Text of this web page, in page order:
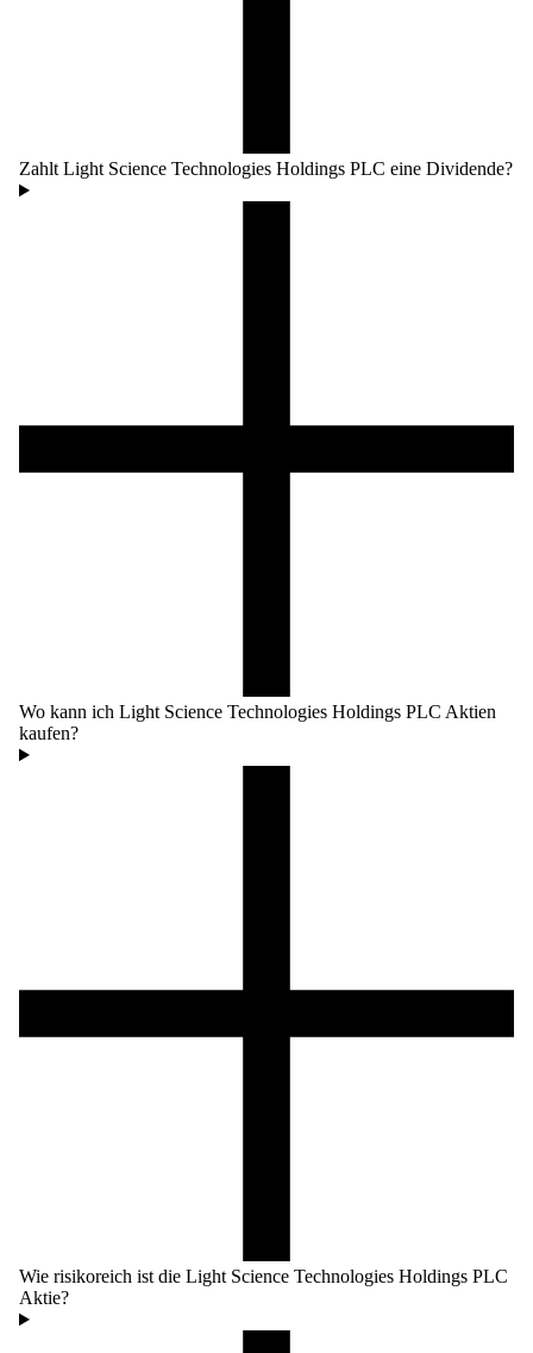
Zahlt Light Science Technologies Holdings PLC eine Dividende?
Wo kann ich Light Science Technologies Holdings PLC Aktien
kaufen?
Wie risikoreich ist die Light Science Technologies Holdings PLC
Aktie?